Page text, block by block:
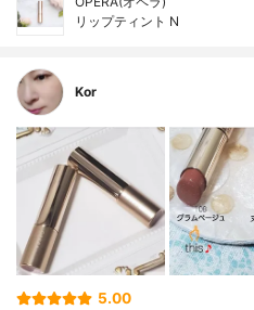
リップティント N
Kor
5.00